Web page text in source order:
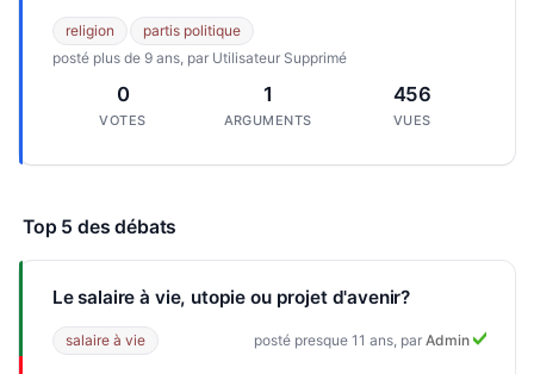
0
VOTES
1
ARGUMENTS
456
VUES
religion
partis politique
posté plus de 9 ans, par Utilisateur Supprimé
Top 5 des débats
Le salaire à vie, utopie ou projet d'avenir?
salaire à vie posté presque 11 ans, parAdmin